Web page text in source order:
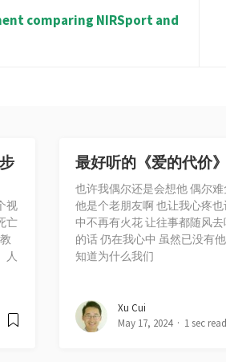
comparing NIRSport and
视
亡
人
最好听的《爱的代价
也许我偶尔还是会想他 偶尔
他是个老朋友啊 也让我心疼
中不再有火花 让往事都随风
的话 仍在我心中 虽然已没有
知道为什么我们
Xu Cui
May 17, 2024
1 sec read